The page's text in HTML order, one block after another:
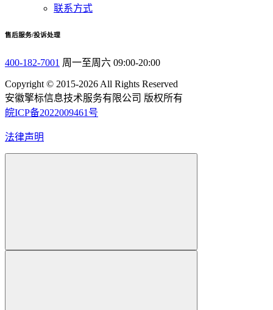
联系方式
售后服务/投诉处理
400-182-7001 周一至周六 09:00-20:00
Copyright © 2015-2026 All Rights Reserved
安徽擎标信息技术服务有限公司 版权所有
皖ICP备2022009461号
法律声明